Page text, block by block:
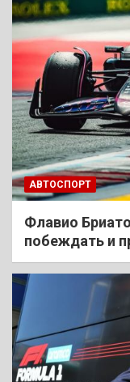
АВТОСПОРТ
Флавио
побеждать и